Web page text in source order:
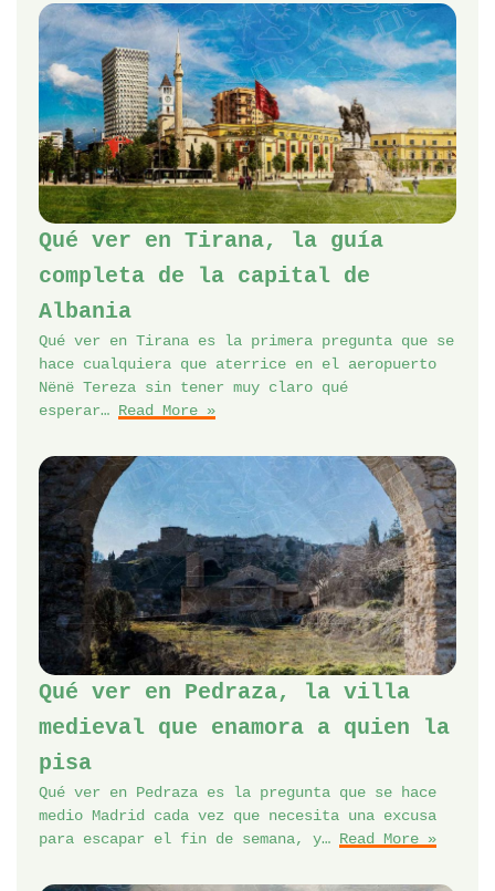
Qué ver en Tirana, la guía
completa de la capital de
Albania
Qué ver en Tirana es la primera pregunta que se
hace cualquiera que aterrice en el aeropuerto
Nënë Tereza sin tener muy claro qué
esperar… Read More »
Qué ver en Pedraza, la villa
medieval que enamora a quien la
pisa
Qué ver en Pedraza es la pregunta que se hace
medio Madrid cada vez que necesita una excusa
para escapar el fin de semana, y… Read More »